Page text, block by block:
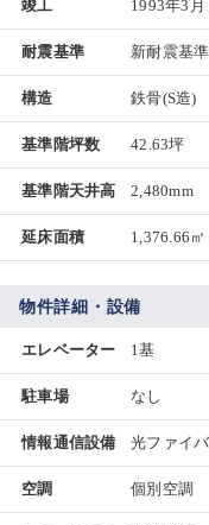
竣工 1993年3月
耐震基準 新耐震基準
構造 鉄骨(S造)
基準階坪数 42.63坪
基準階天井高 2,480mm
延床面積 1,376.66㎡
物件詳細・設備
エレベーター 1基
駐車場 なし
情報通信設備 光ファイ
空調 個別空調